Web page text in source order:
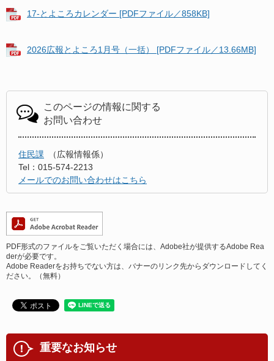
17-とよころカレンダー [PDFファイル／858KB]
2026広報とよころ1月号（一括） [PDFファイル／13.66MB]
このページの情報に関する
お問い合わせ
住民課
広報情報係
Tel：015-574-2213
メールでのお問い合わせはこちら
PDF形式のファイルをご覧いただく場合には、Adobe社が提供するAdobe Rea
derが必要です。
Adobe Readerをお持ちでない方は、バナーのリンク先からダウンロードしてく
ださい。（無料）
重要なお知らせ